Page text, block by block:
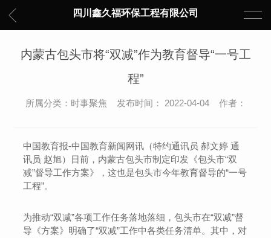
四川鑫久福环保工程有限公司
内蒙古包头市将“双减”作为教育督导“一号工
程”
所属分类：时事聚焦 发布时间： 2022-04-04 作者：
中国教育报-中国教育新闻网讯（特约通讯员 郝文婷 通
讯员 赵旭）日前，内蒙古包头市制定印发《包头市“双
减”督导工作方案》，这也是包头市今年教育督导的“一号
工程”。
为推动“双减”各项工作任务落地落细，包头市在“双减”督
导《方案》明确了“双减”工作中各类任务清单。其中，对